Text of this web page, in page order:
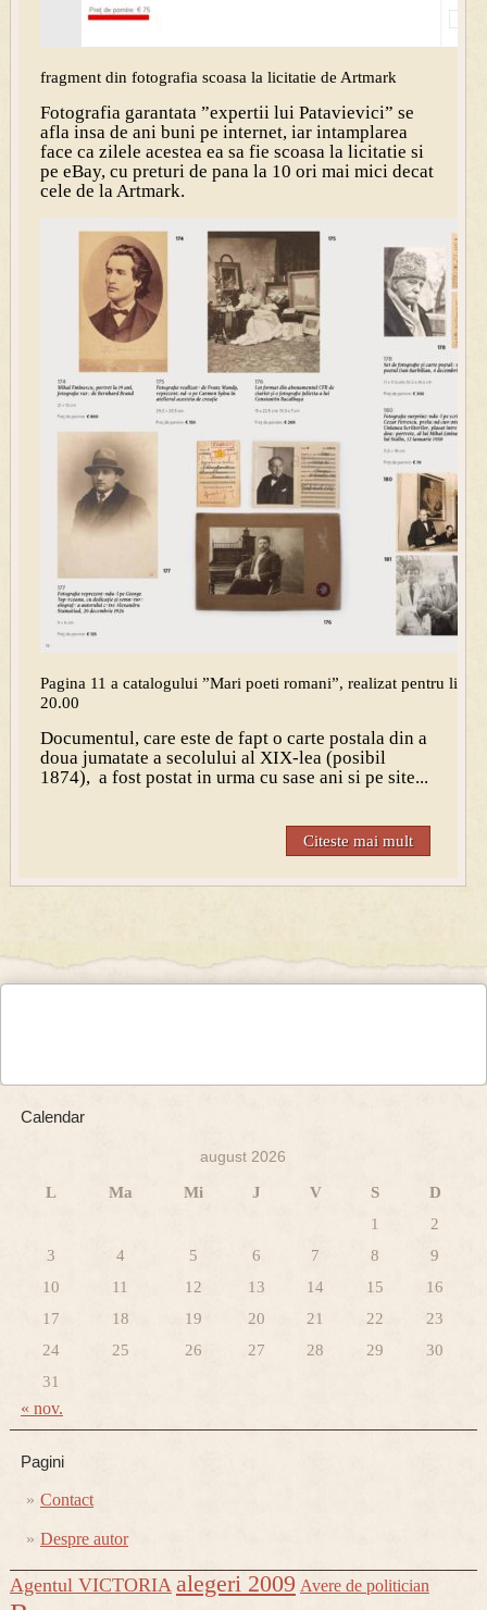
fragment din fotografia scoasa la licitatie de Artmark
Fotografia garantata ”expertii lui Patavievici” se
afla insa de ani buni pe internet, iar intamplarea
face ca zilele acestea ea sa fie scoasa la licitatie si
pe eBay, cu preturi de pana la 10 ori mai mici decat
cele de la Artmark.
Pagina 11 a catalogului ”Mari poeti romani”, realizat pentru
20.00
Documentul, care este de fapt o carte postala din a
doua jumatate a secolului al XIX-lea (posibil
1874), a fost postat in urma cu sase ani si pe site...
Citeste mai mult
Calendar
august 2026
L Ma Mi J V S
D
1
2
3
4 5 6 7 8
9
10
11 12 13 14 15
16
17
18 19 20 21 22
23
24
25 26 27 28 29
30
31
« nov.
Pagini
Contact
Despre autor
Agentul VICTORIA alegeri 2009 Avere de politician